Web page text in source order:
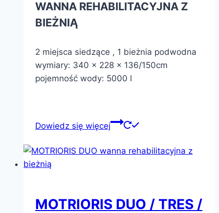
WANNA REHABILITACYJNA Z
BIEŻNIĄ
2 miejsca siedzące , 1 bieżnia podwodna
wymiary: 340 x 228 x 136/150cm
pojemność wody: 5000 l
Dowiedz się więcej
MOTRIORIS DUO / TRES /